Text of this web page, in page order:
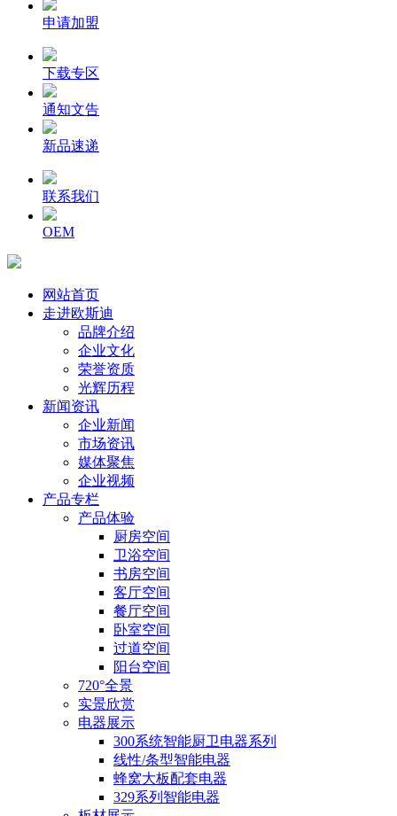
申请加盟
下载专区
通知文告
新品速递
联系我们
OEM
网站首页
走进欧斯迪
品牌介绍
企业文化
荣誉资质
光辉历程
新闻资讯
企业新闻
市场资讯
媒体聚焦
企业视频
产品专栏
产品体验
厨房空间
卫浴空间
书房空间
客厅空间
餐厅空间
卧室空间
过道空间
阳台空间
720°全景
实景欣赏
电器展示
300系统智能厨卫电器系列
线性/条型智能电器
蜂窝大板配套电器
329系列智能电器